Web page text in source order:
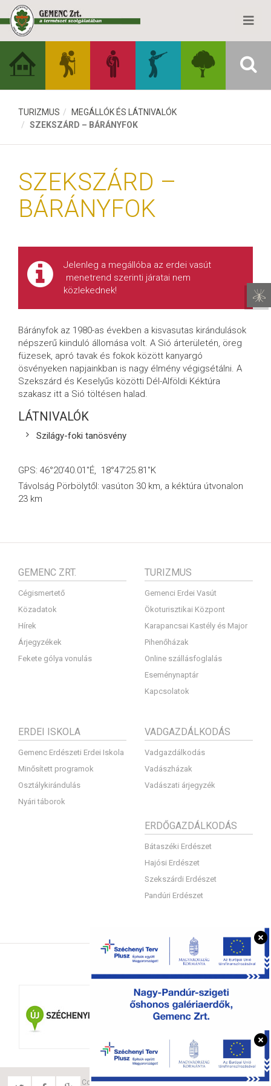
TURIZMUS
MEGÁLLÓK ÉS LÁTNIVALÓK
SZEKSZÁRD – BÁRÁNYFOK
SZEKSZÁRD –
BÁRÁNYFOK
Jelenleg a megállóba az erdei vasút
menetrend szerinti járatai nem
közlekednek!
Bárányfok az 1980-as években a kisvasutas kirándulások
népszerű kiinduló állomása volt. A Sió árterületén, öreg
füzesek, apró tavak és fokok között kanyargó
ösvényeken napjainkban is nagy élmény végigsétálni. A
Szekszárd és Keselyűs közötti Dél-Alföldi Kéktúra
szakasz itt a Sió töltésen halad.
LÁTNIVALÓK
Szilágy-foki tanösvény
GPS: 46°20’40.01″É, 18°47’25.81″K
Távolság Pörbölytől: vasúton 30 km, a kéktúra útvonalon
23 km
GEMENC ZRT.
Cégismertető
Közadatok
Hírek
Árjegyzékek
Fekete gólya vonulás
TURIZMUS
Gemenci Erdei Vasút
Ökoturisztikai Központ
Karapancsai Kastély és Major
Pihenőházak
Online szállásfoglalás
Eseménynaptár
Kapcsolatok
ERDEI ISKOLA
Gemenc Erdészeti Erdei Iskola
Minősített programok
Osztálykirándulás
Nyári táborok
VADGAZDÁLKODÁS
Vadgazdálkodás
Vadászházak
Vadászati árjegyzék
ERDŐGAZDÁLKODÁS
Bátaszéki Erdészet
Hajósi Erdészet
Szekszárdi Erdészet
Pandúri Erdészet
Copyright © 2015 Gemenc Zrt. Minden jog fenntartva.